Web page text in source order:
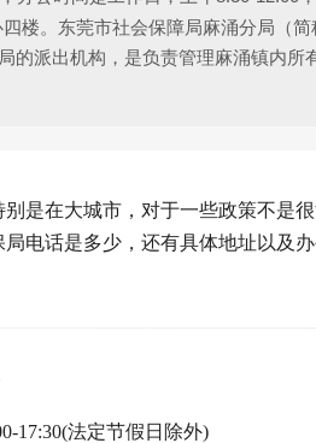
楼。东莞市社会保障局麻涌分局（
的派出机构，是负责管理麻涌镇内所
是在大城市，对于一些政策不是
电话是多少，还有具体地址以及
17:30(法定节假日除外)